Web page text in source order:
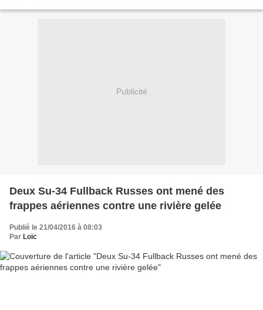
Publicité
Deux Su-34 Fullback Russes ont mené des
frappes aériennes contre une rivière gelée
Publié le 21/04/2016 à 08:03
Par Loïc